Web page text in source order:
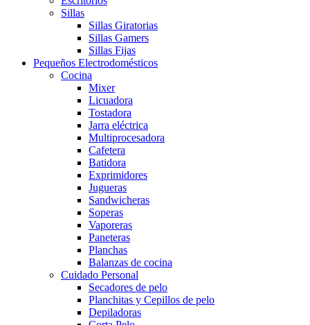
Sillas
Sillas Giratorias
Sillas Gamers
Sillas Fijas
Pequeños Electrodomésticos
Cocina
Mixer
Licuadora
Tostadora
Jarra eléctrica
Multiprocesadora
Cafetera
Batidora
Exprimidores
Jugueras
Sandwicheras
Soperas
Vaporeras
Paneteras
Planchas
Balanzas de cocina
Cuidado Personal
Secadores de pelo
Planchitas y Cepillos de pelo
Depiladoras